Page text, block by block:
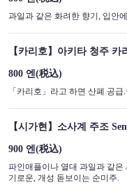
과일과 같은 화려한 향기, 입안
【카리호】아키타 청주 카
800 엔(税込)
「카리호」라고 하면 산폐 공
【시가현】소사계 주조
900 엔(税込)
파인애플이나 열대 과일과 같
기로운, 개성 돋보이는 순미주.